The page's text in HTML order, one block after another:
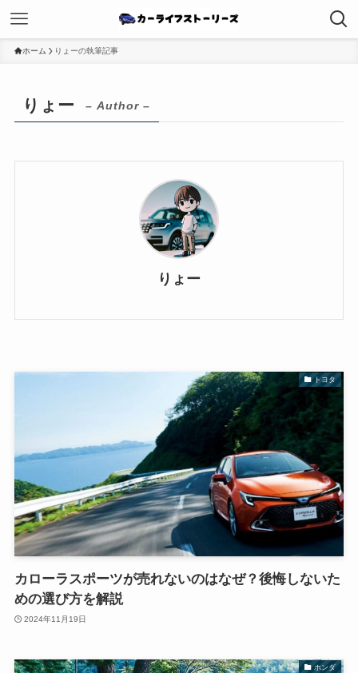
ホーム りょーの執筆記事
りょー – Author –
りょー
トヨタ
カローラスポーツが売れないのはなぜ？後悔しないた
めの選び方を解説
2024年11月19日
ホンダ